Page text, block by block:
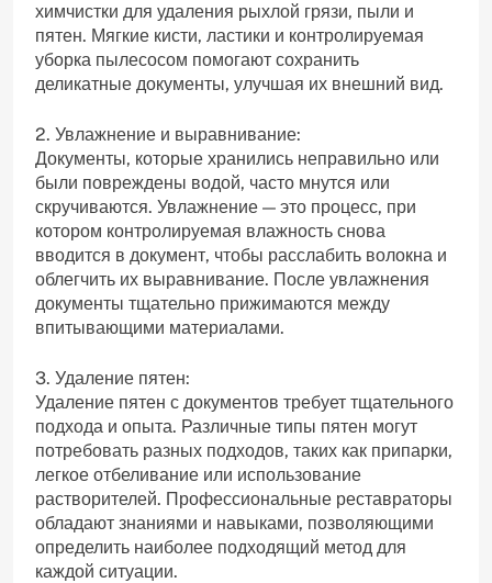
химчистки для удаления рыхлой грязи, пыли и
пятен. Мягкие кисти, ластики и контролируемая
уборка пылесосом помогают сохранить
деликатные документы, улучшая их внешний вид.
2. Увлажнение и выравнивание:
Документы, которые хранились неправильно или
были повреждены водой, часто мнутся или
скручиваются. Увлажнение — это процесс, при
котором контролируемая влажность снова
вводится в документ, чтобы расслабить волокна и
облегчить их выравнивание. После увлажнения
документы тщательно прижимаются между
впитывающими материалами.
3. Удаление пятен:
Удаление пятен с документов требует тщательного
подхода и опыта. Различные типы пятен могут
потребовать разных подходов, таких как припарки,
легкое отбеливание или использование
растворителей. Профессиональные реставраторы
обладают знаниями и навыками, позволяющими
определить наиболее подходящий метод для
каждой ситуации.